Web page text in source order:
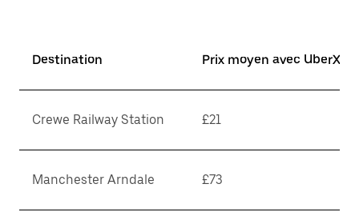
Destination Prix moyen avec UberX*
Crewe Railway Station £21
Manchester Arndale £73